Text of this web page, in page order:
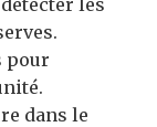
pour
dans le